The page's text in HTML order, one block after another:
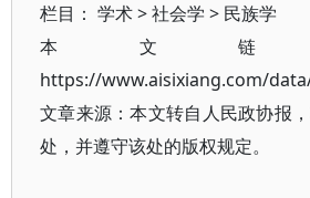
栏目： 学术>社会学 > 民族学
本文链
https://www.aisixiang.com/
文章来源：本文转自人民政协报
处，并遵守该处的版权规定。